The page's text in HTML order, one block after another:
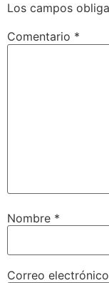
Los campos
Comentario *
Nombre *
Correo electrónico